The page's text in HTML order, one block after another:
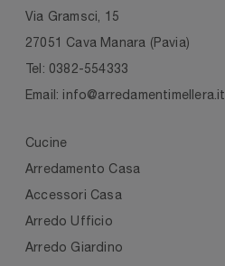
Via Gramsci, 15
27051 Cava Manara (Pavia)
Tel: 0382-554333
Email: info@arredamentimellera.it
Cucine
Arredamento Casa
Accessori Casa
Arredo Ufficio
Arredo Giardino